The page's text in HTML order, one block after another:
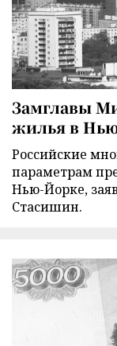
Замглавы
жилья в
Российские
параметрам
Нью-Йорке,
Стасишин.